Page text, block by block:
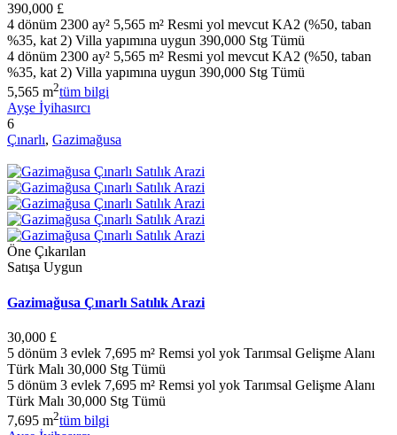
390,000 £
4 dönüm 2300 ay² 5,565 m² Resmi yol mevcut KA2 (%50, taban
%35, kat 2) Villa yapımına uygun 390,000 Stg Tümü
4 dönüm 2300 ay² 5,565 m² Resmi yol mevcut KA2 (%50, taban
%35, kat 2) Villa yapımına uygun 390,000 Stg Tümü
5,565 m2tüm bilgi
Ayşe İyihasırcı
6
Çınarlı, Gazimağusa
Öne Çıkarılan
Satışa Uygun
Gazimağusa Çınarlı Satılık Arazi
30,000 £
5 dönüm 3 evlek 7,695 m² Remsi yol yok Tarımsal Gelişme Alanı
Türk Malı 30,000 Stg Tümü
5 dönüm 3 evlek 7,695 m² Remsi yol yok Tarımsal Gelişme Alanı
Türk Malı 30,000 Stg Tümü
7,695 m2tüm bilgi